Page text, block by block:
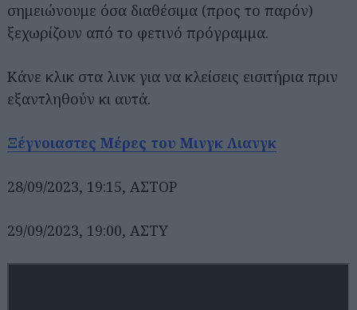
σημειώνουμε όσα διαθέσιμα (προς το παρόν)
ξεχωρίζουν από το φετινό πρόγραμμα.
Κάνε κλικ στα λινκ για να κλείσεις εισιτήρια πριν
εξαντληθούν κι αυτά.
Ξέγνοιαστες Μέρες του Μινγκ Λιανγκ
28/09/2023, 19:15, ΑΣΤΟΡ
29/09/2023, 19:00, ΑΣΤΥ